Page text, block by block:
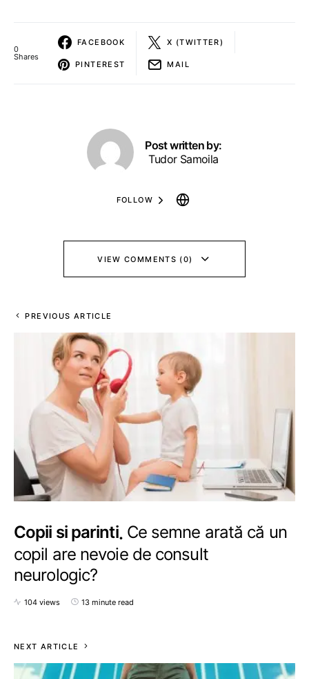
0
Shares
FACEBOOK X (TWITTER)
PINTEREST MAIL
Post written by:
Tudor Samoila
FOLLOW
VIEW COMMENTS (0)
PREVIOUS ARTICLE
Copii si parinti Ce semne arată că un
copil are nevoie de consult
neurologic?
104 views 13 minute read
NEXT ARTICLE